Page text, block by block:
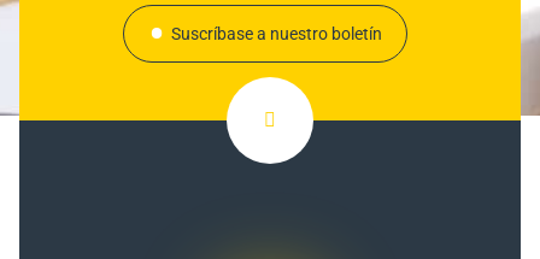
Suscríbase a nuestro boletín